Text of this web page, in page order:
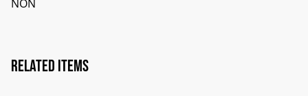
NON
Related items